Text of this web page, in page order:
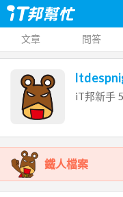
文章 問答
iT邦新手 5
鐵人檔案